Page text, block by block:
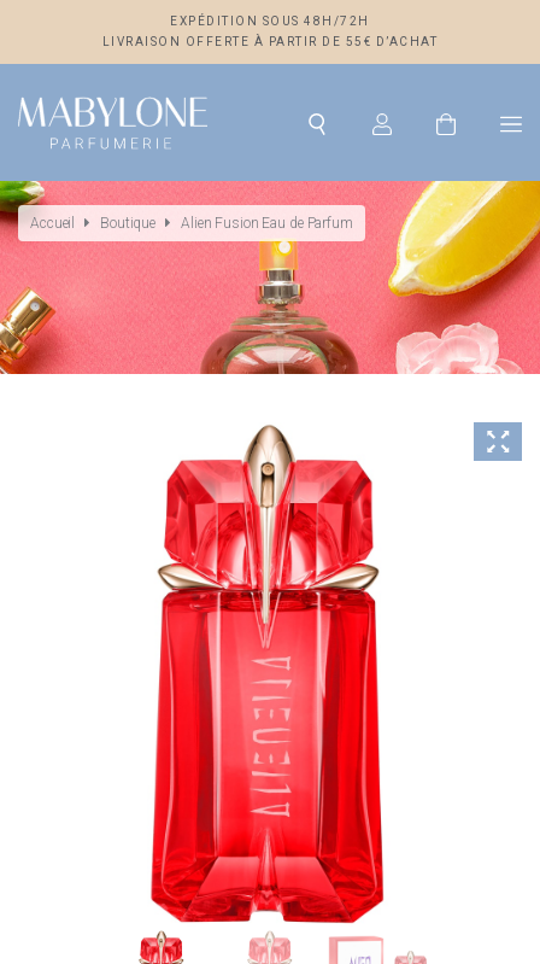
EXPÉDITION SOUS 48H/72H
LIVRAISON OFFERTE À PARTIR DE 55€ D’ACHAT
Accueil Boutique Alien Fusion Eau de Parfum